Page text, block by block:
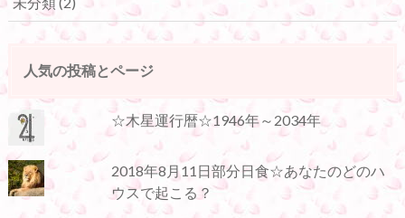
人気の投稿とページ
☆木星運行暦☆1946年～2034年
2018年8月11日部分日食☆あなたのどのハ
ウスで起こる？